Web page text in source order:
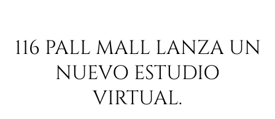
116 PALL MALL LANZA UN
NUEVO ESTUDIO
VIRTUAL.